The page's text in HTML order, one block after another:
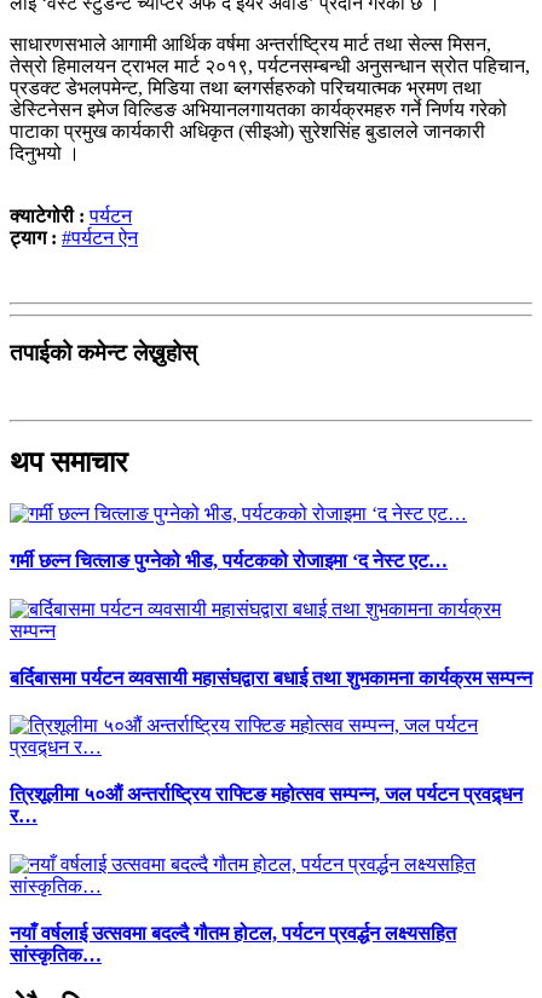
साधारणसभाले आगामी आर्थिक वर्षमा अन्तर्राष्ट्रिय मार्ट तथा सेल्स मिसन,
तेस्रो हिमालयन ट्राभल मार्ट २०१९, पर्यटनसम्बन्धी अनुसन्धान स्रोत पहिचान,
प्रडक्ट डेभलपमेन्ट, मिडिया तथा ब्लगर्सहरुको परिचयात्मक भ्रमण तथा
डेस्टिनेसन इमेज विल्डिङ अभियानलगायतका कार्यक्रमहरु गर्ने निर्णय गरेको
पाटाका प्रमुख कार्यकारी अधिकृत (सीइओ) सुरेशसिंह बुडालले जानकारी
दिनुभयो ।
क्याटेगोरी :पर्यटन
ट्याग : #पर्यटन ऐन
तपाईको कमेन्ट लेख्नुहोस्
थप समाचार
गर्मी छल्न चित्लाङ पुग्नेको भीड, पर्यटकको रोजाइमा ‘द नेस्ट एट…
बर्दिबासमा पर्यटन व्यवसायी महासंघद्वारा बधाई तथा शुभकामना कार्यक्रम सम्पन्न
त्रिशूलीमा ५०औं अन्तर्राष्ट्रिय राफ्टिङ महोत्सव सम्पन्न, जल पर्यटन प्रवद्र्धन
र…
नयाँ वर्षलाई उत्सवमा बदल्दै गौतम होटल, पर्यटन प्रवर्द्धन लक्ष्यसहित
सांस्कृतिक…